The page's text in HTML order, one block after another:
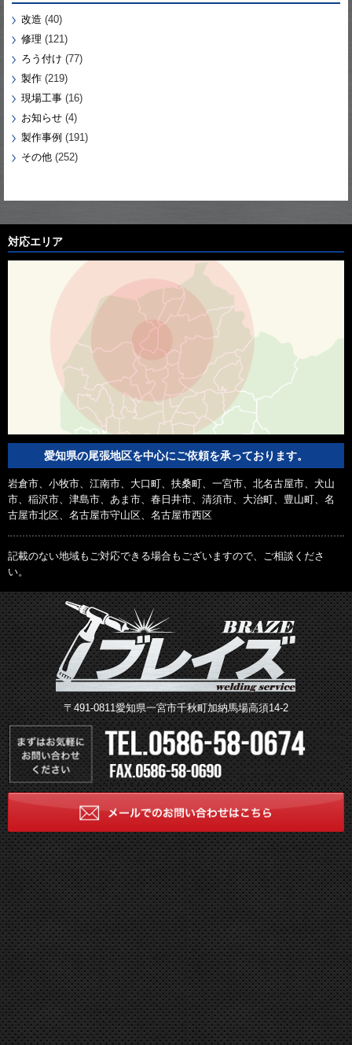
改造 (40)
修理 (121)
ろう付け (77)
製作 (219)
現場工事 (16)
お知らせ (4)
製作事例 (191)
その他 (252)
対応エリア
愛知県の尾張地区を中心にご依頼を承っております。
岩倉市、小牧市、江南市、大口町、扶桑町、一宮市、北名古屋市、犬山
市、稲沢市、津島市、あま市、春日井市、清須市、大治町、豊山町、名
古屋市北区、名古屋市守山区、名古屋市西区
記載のない地域もご対応できる場合もございますので、ご相談くださ
い。
〒491-0811愛知県一宮市千秋町加納馬場高須14-2